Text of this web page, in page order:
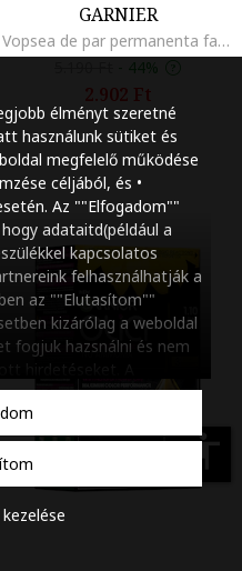
élményt szeretné
használunk sütiket és
megfelelő működése
céljából, és •
Az ""Elfogadom""
adataitd(például a
kapcsolatos
felhasználhatják a
az ""Elutasítom""
kizárólag a weboldal
fogjuk hazsnálni és nem
a ""Beállítások
meg többet
GARNIER
Vopsea de par permanenta fara amoniac Olia 1.0 Night Black, 174 ml, Golden Brown
44%
2.902 Ft
accessibility
Szöveg méretének
Szöveg méretének
Szóköz növelése
Szóköz csökkentése
Sortávolság
Sortávolság
Színek invertálása
Szürke
Nagy kurzor